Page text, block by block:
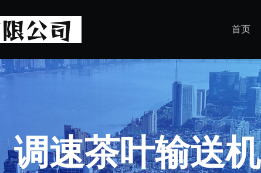
首页
调速茶叶输送机